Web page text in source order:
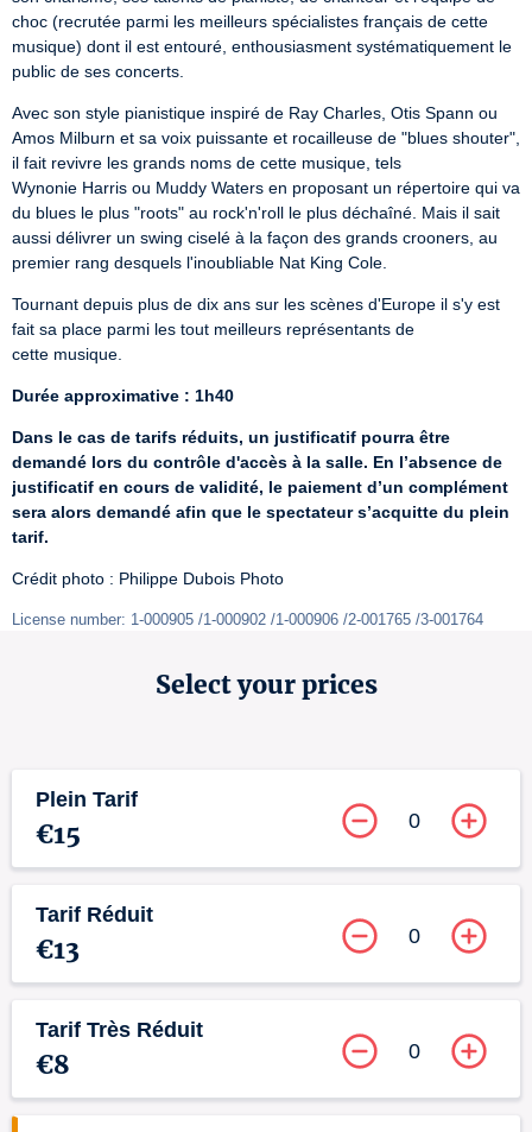
choc (recrutée parmi les meilleurs spécialistes français de cette
musique) dont il est entouré, enthousiasment systématiquement le
public de ses concerts.
Avec son style pianistique inspiré de Ray Charles, Otis Spann ou
Amos Milburn et sa voix puissante et rocailleuse de "blues shouter",
il fait revivre les grands noms de cette musique, tels
Wynonie Harris ou Muddy Waters en proposant un répertoire qui va
du blues le plus "roots" au rock'n'roll le plus déchaîné. Mais il sait
aussi délivrer un swing ciselé à la façon des grands crooners, au
premier rang desquels l'inoubliable Nat King Cole.
Tournant depuis plus de dix ans sur les scènes d'Europe il s'y est
fait sa place parmi les tout meilleurs représentants de
cette musique.
Durée approximative : 1h40
Dans le cas de tarifs réduits, un justificatif pourra être
demandé lors du contrôle d'accès à la salle. En l’absence de
justificatif en cours de validité, le paiement d’un complément
sera alors demandé afin que le spectateur s’acquitte du plein
tarif.
Crédit photo : Philippe Dubois Photo
License number: 1-000905 /1-000902 /1-000906 /2-001765 /3-001764
Select your prices
Plein Tarif
€15 0
Tarif Réduit
€13 0
Tarif Très Réduit
€8 0